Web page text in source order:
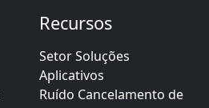
Recursos
Setor Soluções
Aplicativos
Ruído Cancelamento de